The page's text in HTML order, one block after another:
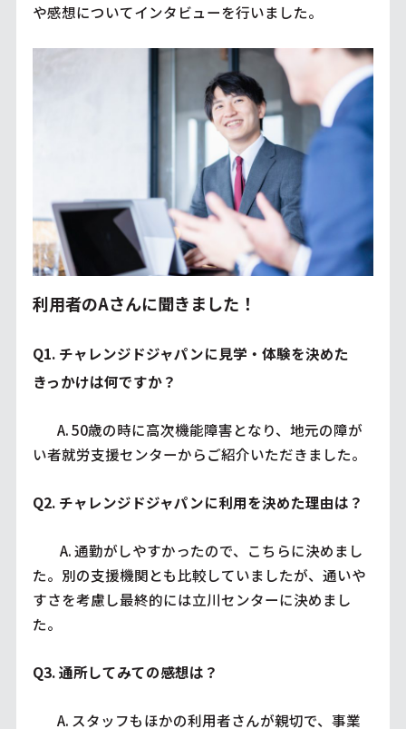
や感想についてインタビューを行いました。
利用者のAさんに聞きました！
Q1. チャレンジドジャパンに見学・体験を決めた
きっかけは何ですか？
い者就労支援センターからご紹介いただきました。
Q2. チャレンジドジャパンに利用を決めた理由は？
た。別の支援機関とも比較していましたが、通いや
すさを考慮し最終的には立川センターに決めまし
た。
Q3. 通所してみての感想は？